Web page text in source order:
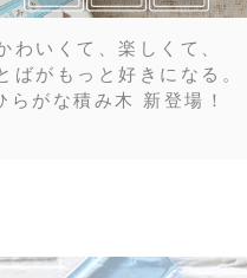
わいくて、楽しくて、
ばがもっと好きになる。
らがな積み木 新登場！